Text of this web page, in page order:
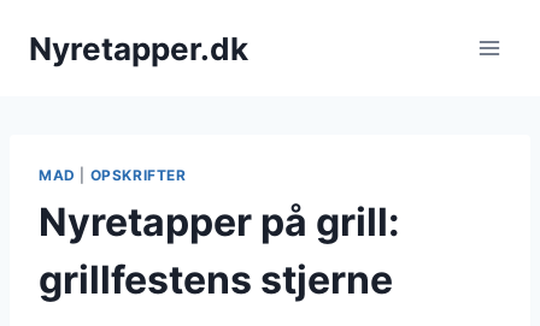
Nyretapper.dk
MAD OPSKRIFTER
Nyretapper på grill:
grillfestens stjerne